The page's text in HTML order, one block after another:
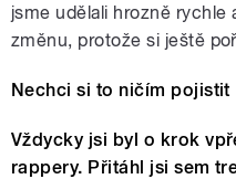
jsme udělali hrozně rychle
změnu, protože si ještě
Nechci si to ničím pojistit
Vždycky jsi byl o krok
rappery. Přitáhl jsi sem